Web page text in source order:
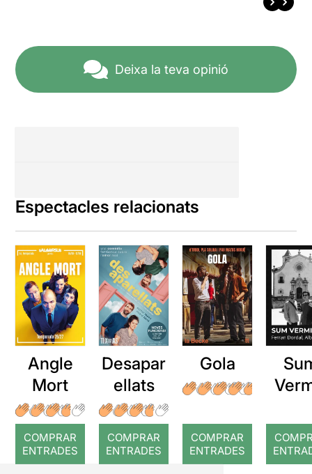
Deixa la teva opinió
Espectacles relacionats
Angle
Mort
COMPRAR
ENTRADES
Desapar
ellats
COMPRAR
ENTRADES
Gola
COMPRAR
ENTRADES